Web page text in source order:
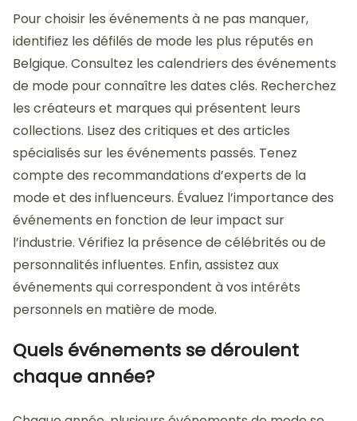
Pour choisir les événements à ne pas manquer,
identifiez les défilés de mode les plus réputés en
Belgique. Consultez les calendriers des événements
de mode pour connaître les dates clés. Recherchez
les créateurs et marques qui présentent leurs
collections. Lisez des critiques et des articles
spécialisés sur les événements passés. Tenez
compte des recommandations d’experts de la
mode et des influenceurs. Évaluez l’importance des
événements en fonction de leur impact sur
l’industrie. Vérifiez la présence de célébrités ou de
personnalités influentes. Enfin, assistez aux
événements qui correspondent à vos intérêts
personnels en matière de mode.
Quels événements se déroulent
chaque année?